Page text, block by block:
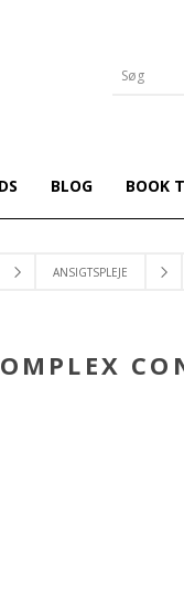
BLOG BOOK
ANSIGTSPLEJE